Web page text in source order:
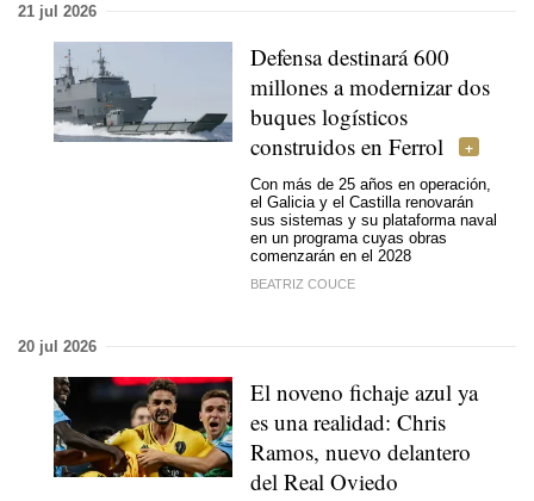
21 jul 2026
Defensa destinará 600
millones a modernizar dos
buques logísticos
construidos en Ferrol
Con más de 25 años en operación,
el Galicia y el Castilla renovarán
sus sistemas y su plataforma naval
en un programa cuyas obras
comenzarán en el 2028
BEATRIZ COUCE
20 jul 2026
El noveno fichaje azul ya
es una realidad: Chris
Ramos, nuevo delantero
del Real Oviedo